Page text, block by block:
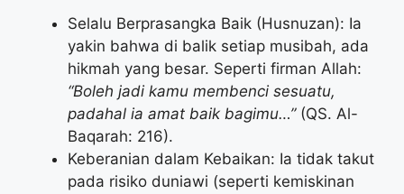
Selalu Berprasangka Baik (Husnuzan): Ia
yakin bahwa di balik setiap musibah, ada
hikmah yang besar. Seperti firman Allah:
“Boleh jadi kamu membenci sesuatu,
padahal ia amat baik bagimu…”(QS. Al-
Baqarah: 216).
Keberanian dalam Kebaikan: Ia tidak takut
pada risiko duniawi (seperti kemiskinan